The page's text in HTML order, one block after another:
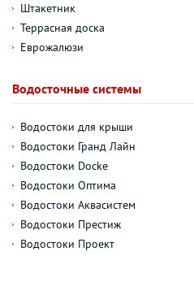
Штакетник
Террасная доска
Еврожалюзи
Водосточные системы
Водостоки для крыши
Водостоки Гранд Лайн
Водостоки Docke
Водостоки Оптима
Водостоки Аквасистем
Водостоки Престиж
Водостоки Проект